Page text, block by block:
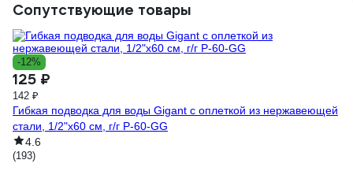
Сопутствующие товары
-12%
125 ₽
142 ₽
Гибкая подводка для воды Gigant с оплеткой из нержавеющей
стали, 1/2"х60 см, г/г P-60-GG
4.6
(193)